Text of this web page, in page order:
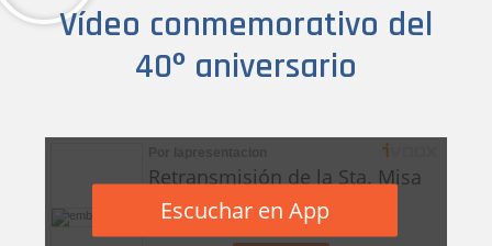
Vídeo conmemorativo del
40º aniversario